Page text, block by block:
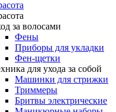
за волосами
Фены
Приборы для укладки
Фен-щетки
для ухода за собой
Машинки для стрижки
Триммеры
Бритвы электрические